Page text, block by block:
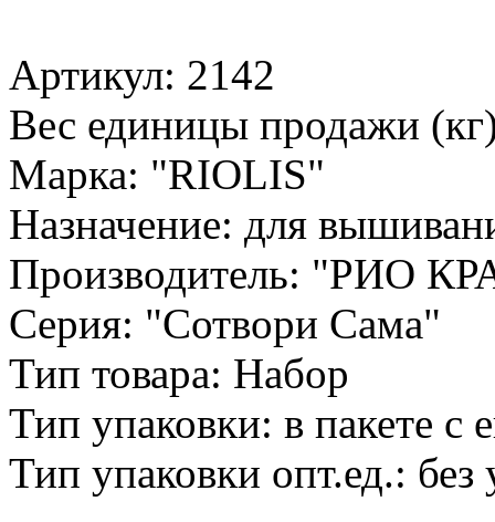
Артикул: 2142
Вес единицы продажи
Марка: "RIOLIS"
Назначение: для
Производитель: "РИО
Серия: "Сотвори Сама"
Тип товара: Набор
Тип упаковки: в пакете с
Тип упаковки опт.ед.: без